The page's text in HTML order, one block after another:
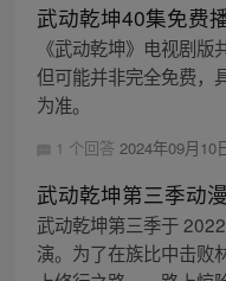
武动乾坤40集免费
《武动乾坤》电视剧版
但可能并非完全免费，
为准。
1 个回答 2024年09月10
武动乾坤第三季动漫
武动乾坤第三季于
演。为了在族比中击败